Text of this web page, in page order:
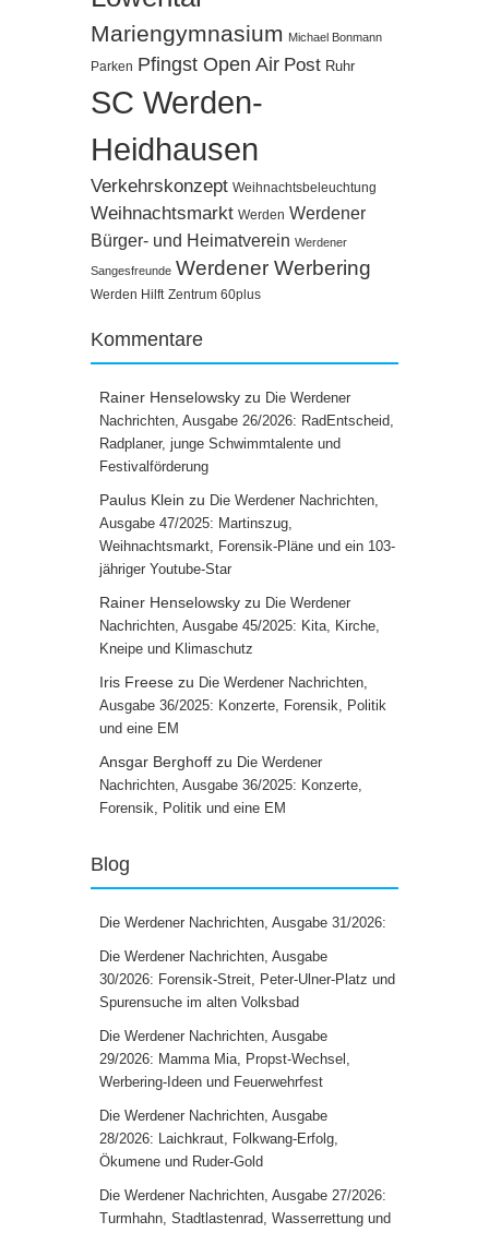
Mariengymnasium Michael Bonmann
Parken Pfingst Open Air Post Ruhr
SC Werden-
Heidhausen
Verkehrskonzept Weihnachtsbeleuchtung
Weihnachtsmarkt Werden Werdener
Bürger- und Heimatverein Werdener
Sangesfreunde Werdener Werbering
Werden Hilft Zentrum 60plus
Kommentare
Rainer Henselowsky zu Die Werdener
Nachrichten, Ausgabe 26/2026: RadEntscheid,
Radplaner, junge Schwimmtalente und
Festivalförderung
Paulus Klein zu Die Werdener Nachrichten,
Ausgabe 47/2025: Martinszug,
Weihnachtsmarkt, Forensik-Pläne und ein 103-
jähriger Youtube-Star
Rainer Henselowsky zu Die Werdener
Nachrichten, Ausgabe 45/2025: Kita, Kirche,
Kneipe und Klimaschutz
Iris Freese zu Die Werdener Nachrichten,
Ausgabe 36/2025: Konzerte, Forensik, Politik
und eine EM
Ansgar Berghoff zu Die Werdener
Nachrichten, Ausgabe 36/2025: Konzerte,
Forensik, Politik und eine EM
Blog
Die Werdener Nachrichten, Ausgabe 31/2026:
Die Werdener Nachrichten, Ausgabe
30/2026: Forensik-Streit, Peter-Ulner-Platz und
Spurensuche im alten Volksbad
Die Werdener Nachrichten, Ausgabe
29/2026: Mamma Mia, Propst-Wechsel,
Werbering-Ideen und Feuerwehrfest
Die Werdener Nachrichten, Ausgabe
28/2026: Laichkraut, Folkwang-Erfolg,
Ökumene und Ruder-Gold
Die Werdener Nachrichten, Ausgabe 27/2026:
Turmhahn, Stadtlastenrad, Wasserrettung und